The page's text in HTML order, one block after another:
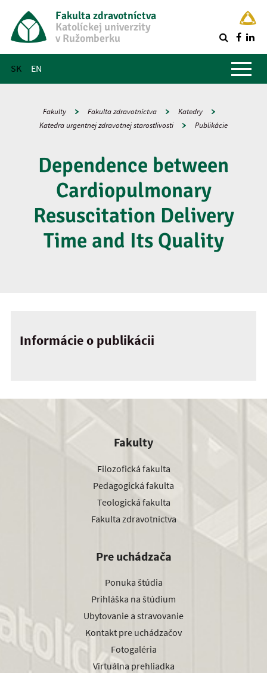
Fakulta zdravotníctva
Katolíckej univerzity
v Ružomberku
SK EN
Hlavné menu
Fakulty Fakulta zdravotníctva
Katedry
Katedra urgentnej zdravotnej starostlivosti
Publikácie
Dependence between
Cardiopulmonary
Resuscitation Delivery
Time and Its Quality
Informácie o publikácii
Fakulty
Filozofická fakulta
Pedagogická fakulta
Teologická fakulta
Fakulta zdravotníctva
Pre uchádzača
Ponuka štúdia
Prihláška na štúdium
Ubytovanie a stravovanie
Kontakt pre uchádzačov
Fotogaléria
Virtuálna prehliadka